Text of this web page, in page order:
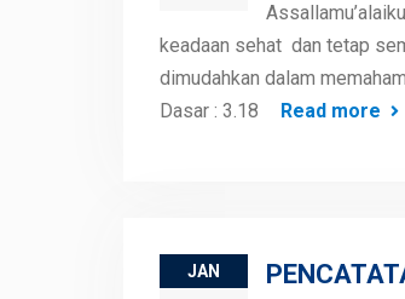
keadaan sehat dan tetap
dimudahkan dalam
Dasar : 3.18
Read more
JAN